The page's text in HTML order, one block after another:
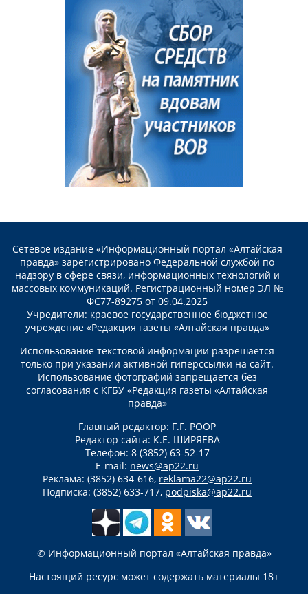
Сетевое издание «Информационный портал «Алтайская
правда» зарегистрировано Федеральной службой по
надзору в сфере связи, информационных технологий и
массовых коммуникаций. Регистрационный номер ЭЛ №
ФС77-89275 от 09.04.2025
Учредители: краевое государственное бюджетное
учреждение «Редакция газеты «Алтайская правда»
Использование текстовой информации разрешается
только при указании активной гиперссылки на сайт.
Использование фотографий запрещается без
согласования с КГБУ «Редакция газеты «Алтайская
правда»
Главный редактор: Г.Г. РООР
Редактор сайта: К.Е. ШИРЯЕВА
Телефон: 8 (3852) 63-52-17
E-mail: news@ap22.ru
Реклама: (3852) 634-616, reklama22@ap22.ru
Подписка: (3852) 633-717, podpiska@ap22.ru
© Информационный портал «Алтайская правда»
Настоящий ресурс может содержать материалы 18+